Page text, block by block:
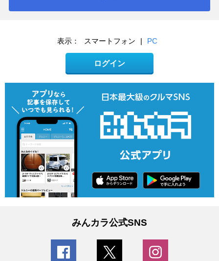
表示： スマートフォン | PC
ログイン
みんカラ公式SNS